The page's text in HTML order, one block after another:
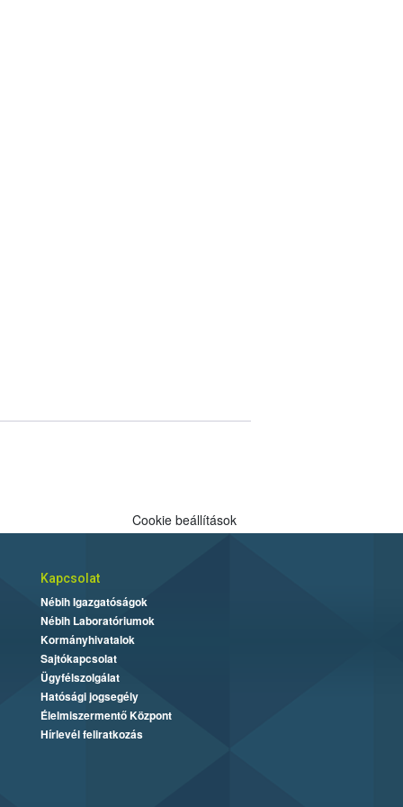
Cookie beállítások
Kapcsolat
Nébih Igazgatóságok
Nébih Laboratóriumok
Kormányhivatalok
Sajtókapcsolat
Ügyfélszolgálat
Hatósági jogsegély
Élelmiszermentő Központ
Hírlevél feliratkozás